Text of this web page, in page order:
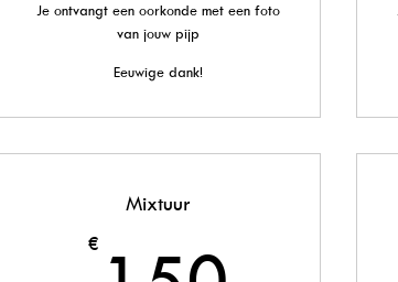
Je ontvangt een oorkonde met een foto
van jouw pijp
Eeuwige dank!
Mixtuur
€